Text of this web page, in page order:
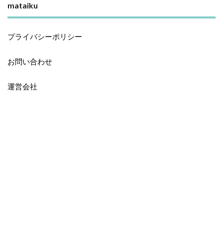
mataiku
プライバシーポリシー
お問い合わせ
運営会社